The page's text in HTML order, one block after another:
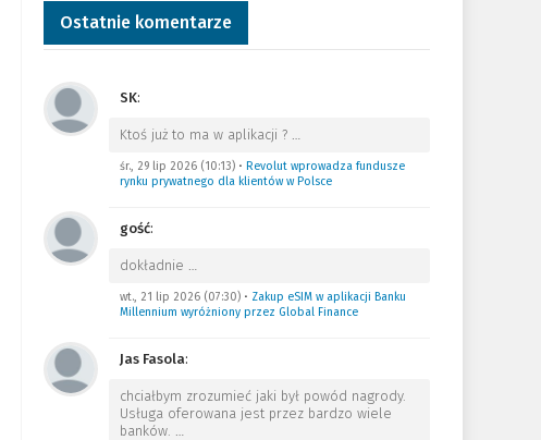
Ostatnie komentarze
SK:
Ktoś już to ma w aplikacji ? …
śr., 29 lip 2026 (10:13)• Revolut wprowadza fundusze
rynku prywatnego dla klientów w Polsce
gość:
dokładnie …
wt., 21 lip 2026 (07:30)• Zakup eSIM w aplikacji Banku
Millennium wyróżniony przez Global Finance
Jas Fasola:
chciałbym zrozumieć jaki był powód nagrody.
Usługa oferowana jest przez bardzo wiele
banków. …